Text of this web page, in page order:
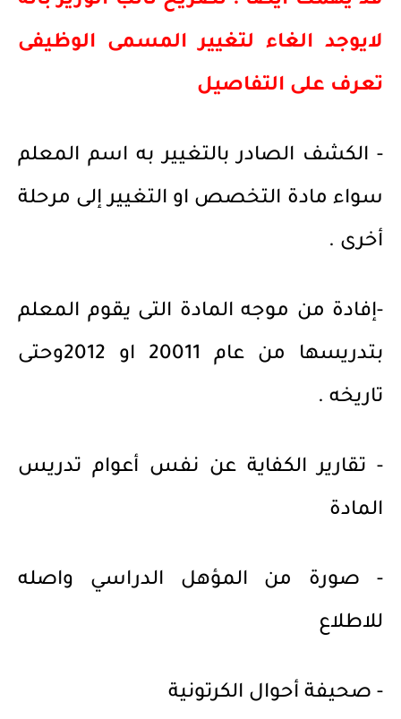
لايوجد الغاء لتغيير المسمى الوظيفى
تعرف على التفاصيل
- الكشف الصادر بالتغيير به اسم المعلم
سواء مادة التخصص او التغيير إلى مرحلة
أخرى .
-إفادة من موجه المادة التى يقوم المعلم
بتدريسها من عام 20011 او 2012وحتى
تاريخه .
- تقارير الكفاية عن نفس أعوام تدريس
المادة
- صورة من المؤهل الدراسي واصله
للاطلاع
- صحيفة أحوال الكرتونية